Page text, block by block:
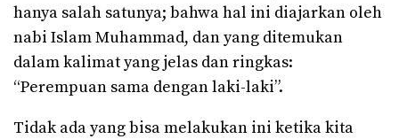
hanya salah satunya; bahwa hal ini diajarkan oleh
nabi Islam Muhammad, dan yang ditemukan
dalam kalimat yang jelas dan ringkas:
“Perempuan sama dengan laki-laki”.
Tidak ada yang bisa melakukan ini ketika kita